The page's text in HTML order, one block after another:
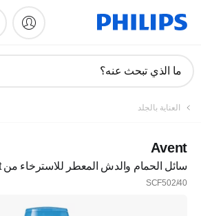
دعم
ما الذي تبحث عنه؟
العناية بالجلد
Avent
سائل الحمام والدش المعطر للاسترخاء من Avent
SCF502/40